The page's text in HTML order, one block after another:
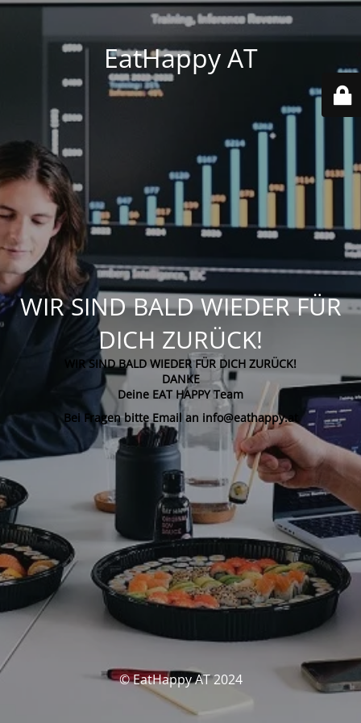
EatHappy AT
WIR SIND BALD WIEDER FÜR
DICH ZURÜCK!
WIR SIND BALD WIEDER FÜR DICH ZURÜCK!
DANKE
Deine EAT HAPPY Team
Bei Fragen bitte Email an info@eathappy.at
© EatHappy AT 2024